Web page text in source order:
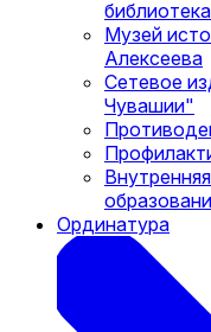
библиотека
Музей
Алексеева
Сетевое
Чувашии"
Ординатура